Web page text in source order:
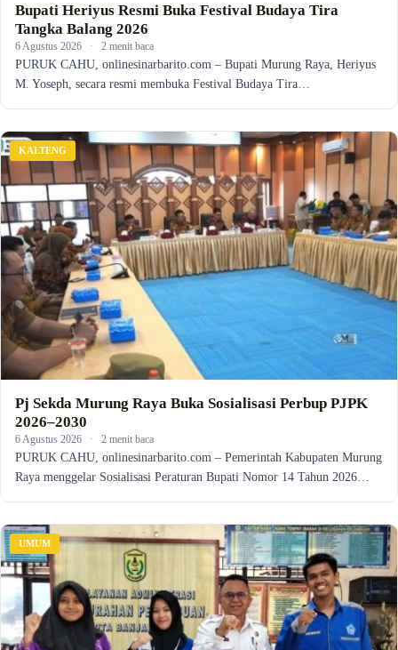
Bupati Heriyus Resmi Buka Festival Budaya Tira
Tangka Balang 2026
6 Agustus 2026 · 2 menit baca
PURUK CAHU, onlinesinarbarito.com – Bupati Murung Raya, Heriyus
M. Yoseph, secara resmi membuka Festival Budaya Tira…
KALTENG
Pj Sekda Murung Raya Buka Sosialisasi Perbup PJPK
2026–2030
6 Agustus 2026 · 2 menit baca
PURUK CAHU, onlinesinarbarito.com – Pemerintah Kabupaten Murung
Raya menggelar Sosialisasi Peraturan Bupati Nomor 14 Tahun 2026…
UMUM